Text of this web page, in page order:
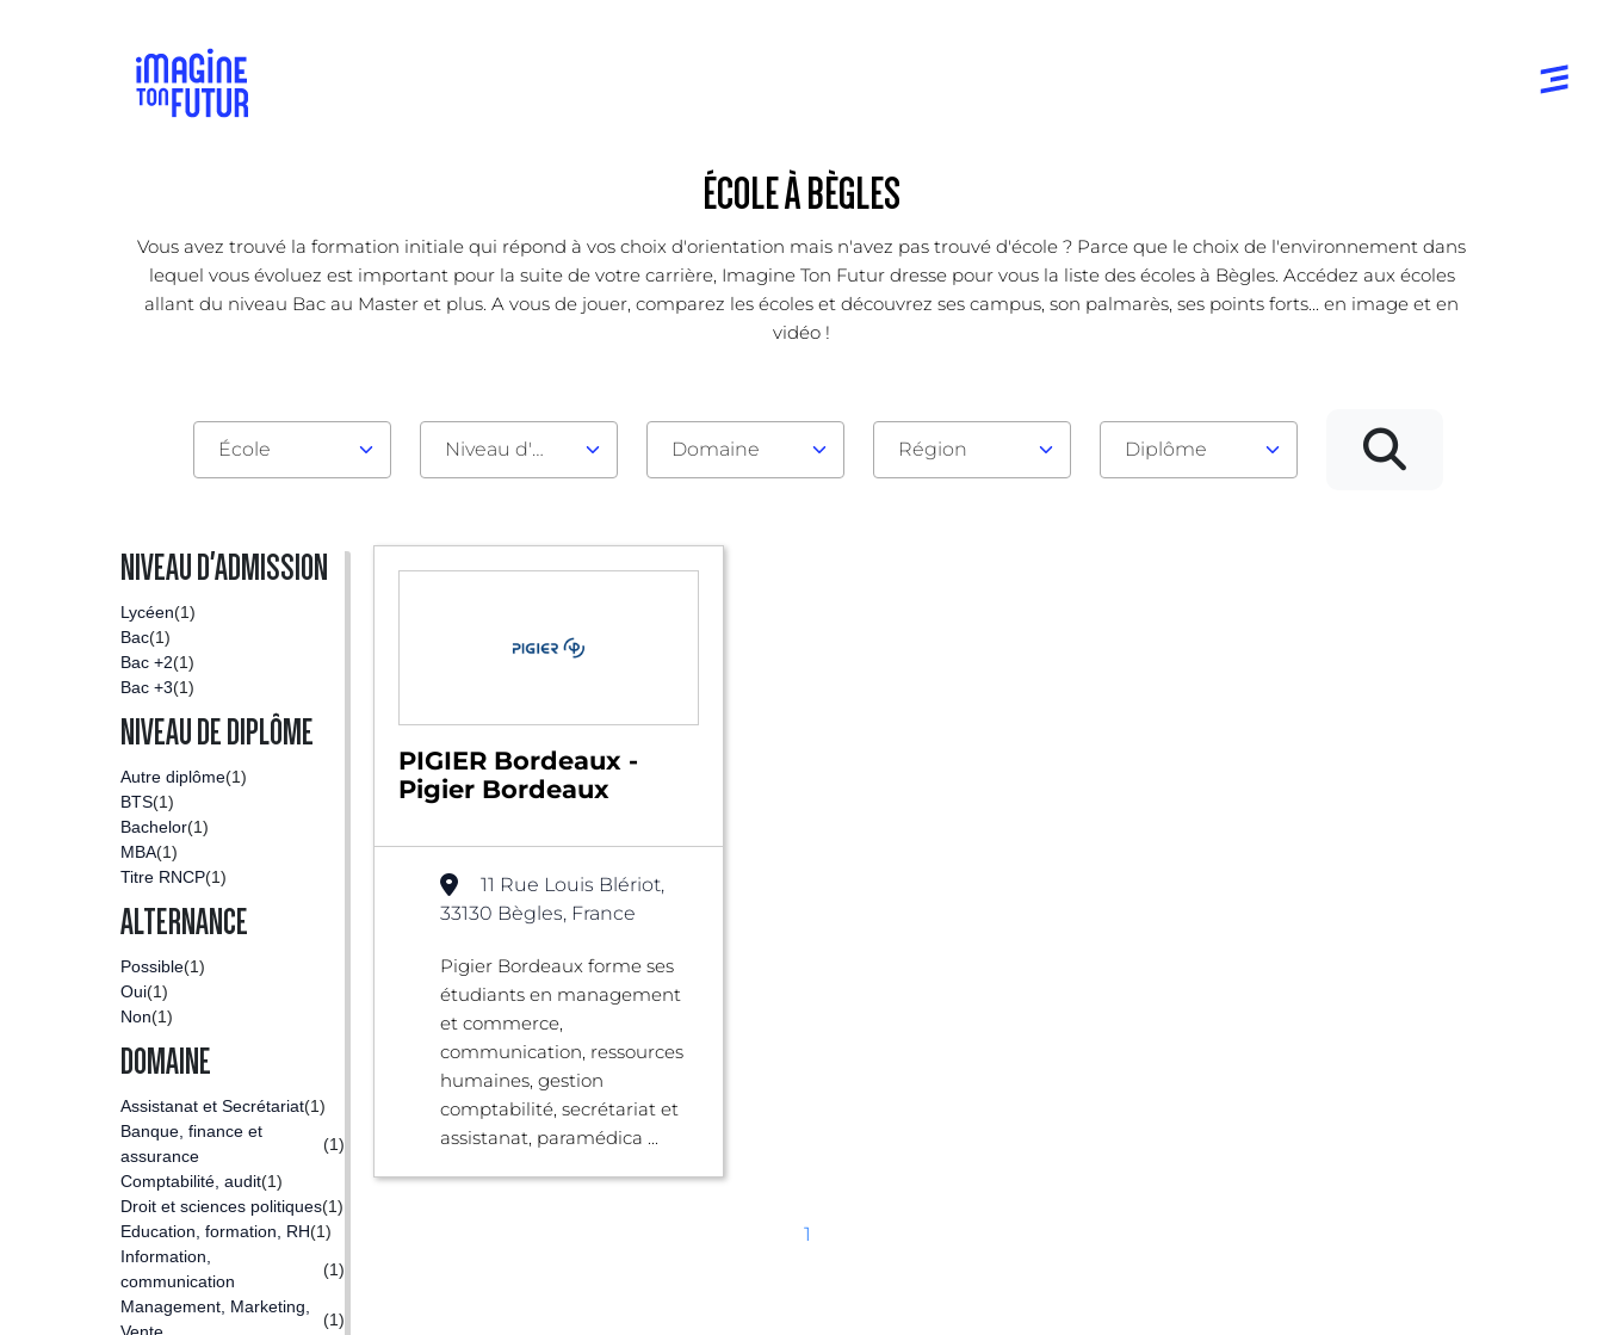
ÉCOLE À BÈGLES
Vous avez trouvé la formation initiale qui répond à vos choix d'orientation mais n'avez pas trouvé d'école ? Parce que le choix de l'environnement dans
lequel vous évoluez est important pour la suite de votre carrière, Imagine Ton Futur dresse pour vous la liste des écoles à Bègles. Accédez aux écoles
allant du niveau Bac au Master et plus. A vous de jouer, comparez les écoles et découvrez ses campus, son palmarès, ses points forts... en image et en
vidéo !
École Niveau d'admission Domaine Région Diplôme
NIVEAU D'ADMISSION
Lycéen(1)
Bac(1)
Bac +2(1)
Bac +3(1)
NIVEAU DE DIPLÔME
Autre diplôme(1)
BTS(1)
Bachelor(1)
MBA(1)
Titre RNCP(1)
ALTERNANCE
Possible(1)
Oui(1)
Non(1)
DOMAINE
Assistanat et Secrétariat(1)
Banque, finance et
assurance
(1)
Comptabilité, audit(1)
Droit et sciences politiques(1)
Education, formation, RH(1)
Information,
communication
(1)
Management, Marketing,
(1)
PIGIER Bordeaux -
Pigier Bordeaux
11 Rue Louis Blériot,
33130 Bègles, France
Pigier Bordeaux forme ses
étudiants en management
et commerce,
communication, ressources
humaines, gestion
comptabilité, secrétariat et
assistanat, paramédica ...
1